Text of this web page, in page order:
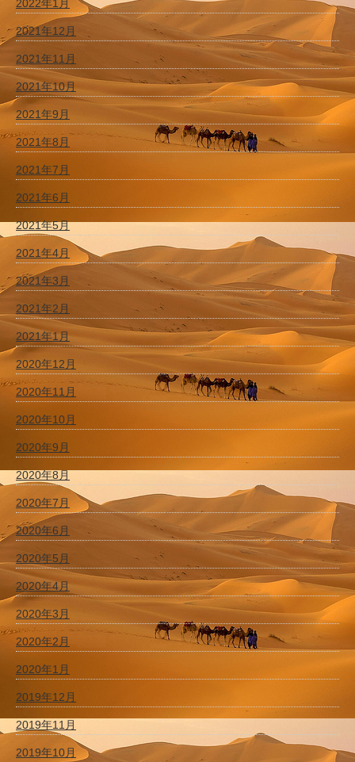
2022年1月
2021年12月
2021年11月
2021年10月
2021年9月
2021年8月
2021年7月
2021年6月
2021年5月
2021年4月
2021年3月
2021年2月
2021年1月
2020年12月
2020年11月
2020年10月
2020年9月
2020年8月
2020年7月
2020年6月
2020年5月
2020年4月
2020年3月
2020年2月
2020年1月
2019年12月
2019年11月
2019年10月